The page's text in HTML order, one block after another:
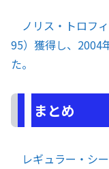
ノリス・トロフ
95）獲得し、2004
た。
まとめ
レギュラー・シ